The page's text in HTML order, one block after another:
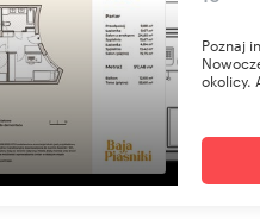
Poznaj
okolicy.